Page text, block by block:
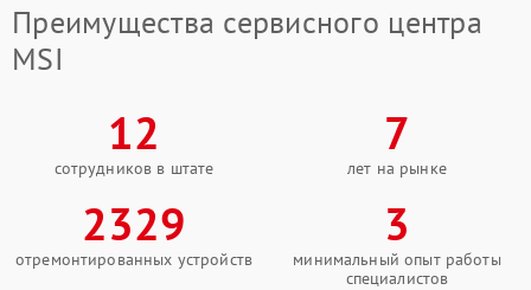
Преимущества сервисного центра
MSI
12
сотрудников в штате
7
лет на рынке
2329
отремонтированных устройств
3
минимальный опыт работы
специалистов